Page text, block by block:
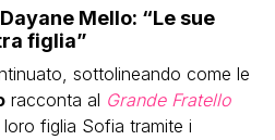
Mello: “Le sue
figlia”
sottolineando come le
racconta al Grande Fratello
figlia Sofia tramite i